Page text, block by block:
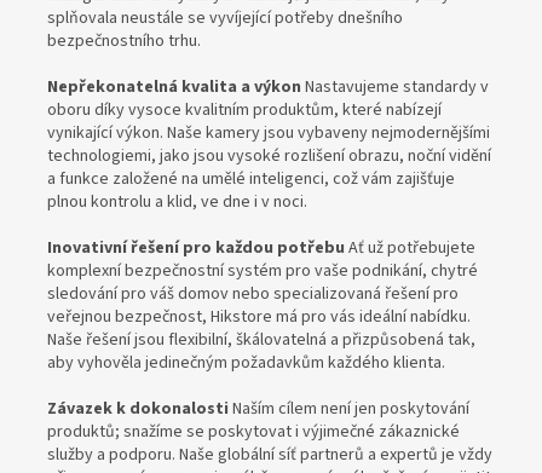
splňovala neustále se vyvíjející potřeby dnešního
bezpečnostního trhu.
Nepřekonatelná kvalita a výkon Nastavujeme standardy v
oboru díky vysoce kvalitním produktům, které nabízejí
vynikající výkon. Naše kamery jsou vybaveny nejmodernějšími
technologiemi, jako jsou vysoké rozlišení obrazu, noční vidění
a funkce založené na umělé inteligenci, což vám zajišťuje
plnou kontrolu a klid, ve dne i v noci.
Inovativní řešení pro každou potřebu Ať už potřebujete
komplexní bezpečnostní systém pro vaše podnikání, chytré
sledování pro váš domov nebo specializovaná řešení pro
veřejnou bezpečnost, Hikstore má pro vás ideální nabídku.
Naše řešení jsou flexibilní, škálovatelná a přizpůsobená tak,
aby vyhověla jedinečným požadavkům každého klienta.
Závazek k dokonalosti Naším cílem není jen poskytování
produktů; snažíme se poskytovat i výjimečné zákaznické
služby a podporu. Naše globální síť partnerů a expertů je vždy